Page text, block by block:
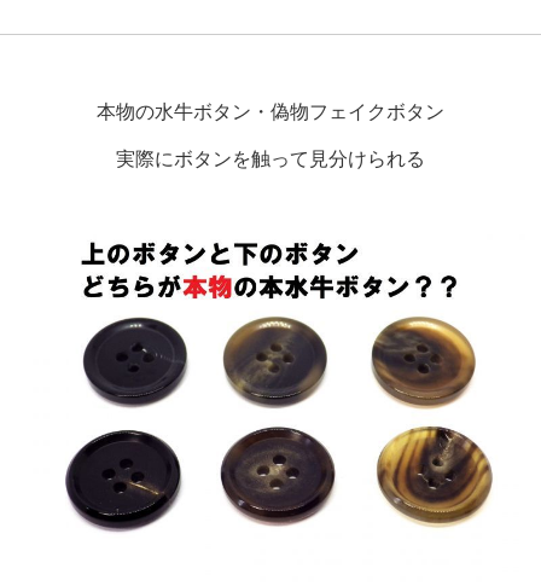
本物の水牛ボタン・偽物フェイクボタン
実際にボタンを触って見分けられる